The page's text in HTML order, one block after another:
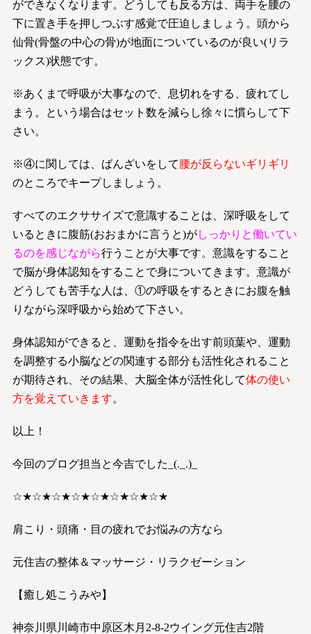
ができなくなります。どうしても反る方は、両手を腰の
下に置き手を押しつぶす感覚で圧迫しましょう。頭から
仙骨(骨盤の中心の骨)が地面についているのが良い(リラ
ックス)状態です。
※あくまで呼吸が大事なので、息切れをする、疲れてし
まう。という場合はセット数を減らし徐々に慣らして下
さい。
※④に関しては、ばんざいをして腰が反らないギリギリ
のところでキープしましょう。
すべてのエクササイズで意識することは、深呼吸をして
いるときに腹筋(おおまかに言うと)がしっかりと働いてい
るのを感じながら行うことが大事です。意識をすること
で脳が身体認知をすることで身についてきます。意識が
どうしても苦手な人は、①の呼吸をするときにお腹を触
りながら深呼吸から始めて下さい。
身体認知ができると、運動を指令を出す前頭葉や、運動
を調整する小脳などの関連する部分も活性化されること
が期待され、その結果、大脳全体が活性化して体の使い
方を覚えていきます。
以上！
今回のブログ担当と今吉でした_(._.)_
☆★☆★☆★☆★☆★☆★☆★☆★
肩こり・頭痛・目の疲れでお悩みの方なら
元住吉の整体＆マッサージ・リラクゼーション
【癒し処こうみや】
神奈川県川崎市中原区木月2-8-2ウイング元住吉2階